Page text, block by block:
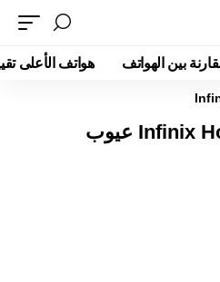
بين الهواتف هواتف الأعلى
سعر ومواصفات Infinix Hot 12 عيوب